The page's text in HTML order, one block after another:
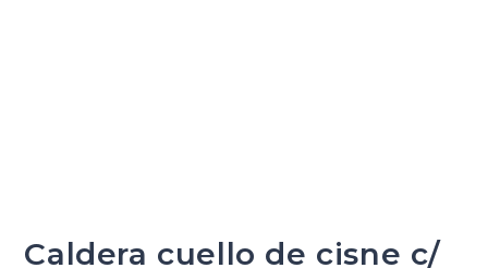
Caldera cuello de cisne c/